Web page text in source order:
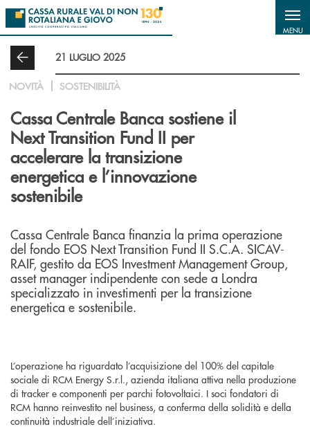
Salta al contenuto principale
MENU
21 LUGLIO 2025
NOVITÀ SOSTENIBILITÀ
Cassa Centrale Banca sostiene il
Next Transition Fund II per
accelerare la transizione
energetica e l’innovazione
sostenibile
Cassa Centrale Banca finanzia la prima operazione
del fondo EOS Next Transition Fund II S.C.A. SICAV-
RAIF, gestito da EOS Investment Management Group,
asset manager indipendente con sede a Londra
specializzato in investimenti per la transizione
energetica e sostenibile.
L’operazione ha riguardato l’acquisizione del 100% del capitale
sociale di RCM Energy S.r.l., azienda italiana attiva nella produzione
di tracker e componenti per parchi fotovoltaici. I soci fondatori di
RCM hanno reinvestito nel business, a conferma della solidità e della
continuità industriale dell’iniziativa.